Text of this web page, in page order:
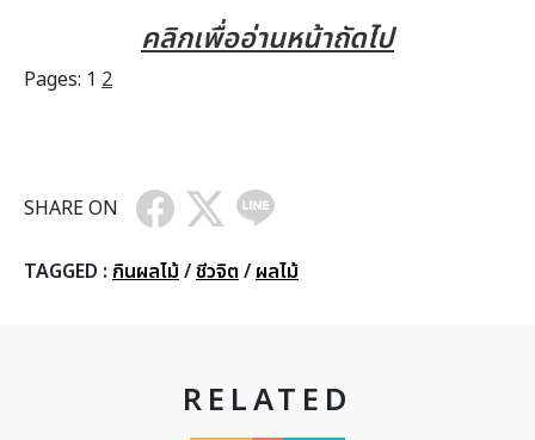
คลิกเพื่ออ่านหน้าถัดไป
Pages: 1 2
SHARE ON
TAGGED : กินผลไม้ /ชีวจิต / ผลไม้
RELATED